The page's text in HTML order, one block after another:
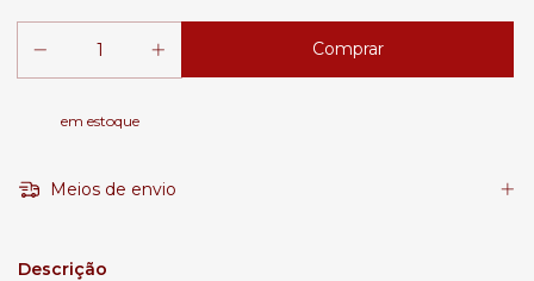
em estoque
Meios de envio
Descrição